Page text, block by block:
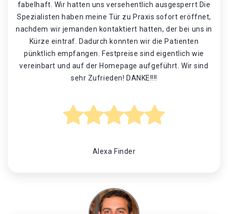
fabelhaft. Wir hatten uns versehentlich ausgesperrt Die
Spezialisten haben meine Tür zu Praxis sofort eröffnet,
nachdem wir jemanden kontaktiert hatten, der bei uns in
Kürze eintraf. Dadurch konnten wir die Patienten
pünktlich empfangen. Festpreise sind eigentlich wie
vereinbart und auf der Homepage aufgeführt. Wir sind
sehr Zufrieden! DANKE!!!!
Alexa Finder